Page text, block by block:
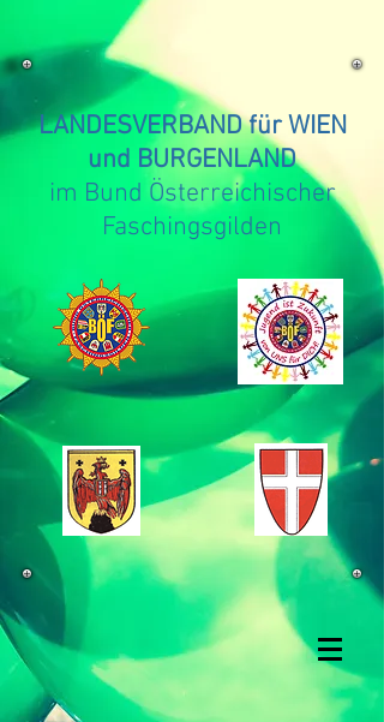
LANDESVERBAND für WIEN
und BURGENLAND
im Bund Österreichischer
Faschingsgilden